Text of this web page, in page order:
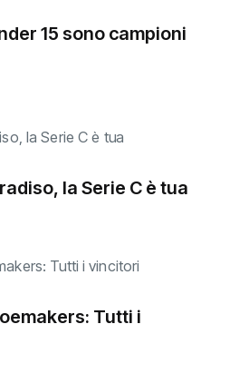
15 sono campioni
la Serie C è tua
Tutti i